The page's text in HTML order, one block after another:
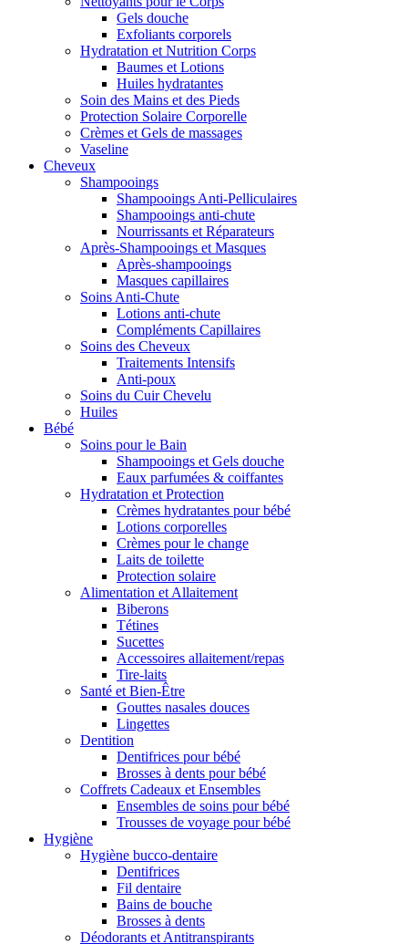
Gels douche
Exfoliants corporels
Hydratation et Nutrition Corps
Baumes et Lotions
Huiles hydratantes
Soin des Mains et des Pieds
Protection Solaire Corporelle
Crèmes et Gels de massages
Vaseline
Cheveux
Shampooings
Shampooings Anti-Pelliculaires
Shampooings anti-chute
Nourrissants et Réparateurs
Après-Shampooings et Masques
Après-shampooings
Masques capillaires
Soins Anti-Chute
Lotions anti-chute
Compléments Capillaires
Soins des Cheveux
Traitements Intensifs
Anti-poux
Soins du Cuir Chevelu
Huiles
Bébé
Soins pour le Bain
Shampooings et Gels douche
Eaux parfumées & coiffantes
Hydratation et Protection
Crèmes hydratantes pour bébé
Lotions corporelles
Crèmes pour le change
Laits de toilette
Protection solaire
Alimentation et Allaitement
Biberons
Tétines
Sucettes
Accessoires allaitement/repas
Tire-laits
Santé et Bien-Être
Gouttes nasales douces
Lingettes
Dentition
Dentifrices pour bébé
Brosses à dents pour bébé
Coffrets Cadeaux et Ensembles
Ensembles de soins pour bébé
Trousses de voyage pour bébé
Hygiène
Hygiène bucco-dentaire
Dentifrices
Fil dentaire
Bains de bouche
Brosses à dents
Déodorants et Antitranspirants